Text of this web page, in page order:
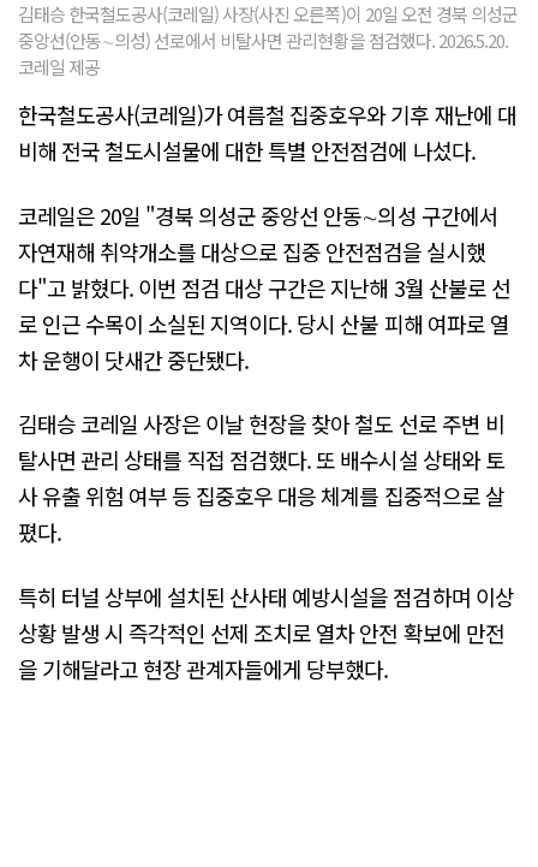
김태승 한국철도공사(코레일) 사장(사진 오른쪽)이 20일 오전 경북 의성군
중앙선(안동∼의성) 선로에서 비탈사면 관리현황을 점검했다. 2026.5.20.
코레일 제공
한국철도공사(코레일)가 여름철 집중호우와 기후 재난에 대
비해 전국 철도시설물에 대한 특별 안전점검에 나섰다.
코레일은 20일 "경북 의성군 중앙선 안동∼의성 구간에서
자연재해 취약개소를 대상으로 집중 안전점검을 실시했
다"고 밝혔다. 이번 점검 대상 구간은 지난해 3월 산불로 선
로 인근 수목이 소실된 지역이다. 당시 산불 피해 여파로 열
차 운행이 닷새간 중단됐다.
김태승 코레일 사장은 이날 현장을 찾아 철도 선로 주변 비
탈사면 관리 상태를 직접 점검했다. 또 배수시설 상태와 토
사 유출 위험 여부 등 집중호우 대응 체계를 집중적으로 살
폈다.
특히 터널 상부에 설치된 산사태 예방시설을 점검하며 이상
상황 발생 시 즉각적인 선제 조치로 열차 안전 확보에 만전
을 기해달라고 현장 관계자들에게 당부했다.